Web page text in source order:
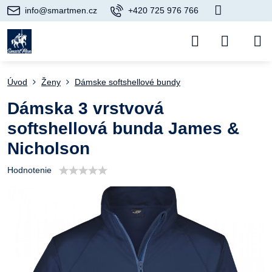
info@smartmen.cz +420 725 976 766
Úvod Ženy Dámske softshellové bundy
Dámska 3 vrstvová
softshellová bunda James &
Nicholson
Hodnotenie